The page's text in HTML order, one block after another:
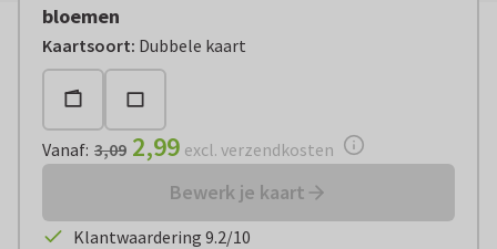
bloemen
Kaartsoort: Dubbele kaart
Vanaf: € 2,99 excl. verzendkosten
Vanaf: 3,09 2,99 excl. verzendkosten
Bewerk je kaart
Klantwaardering 9.2/10